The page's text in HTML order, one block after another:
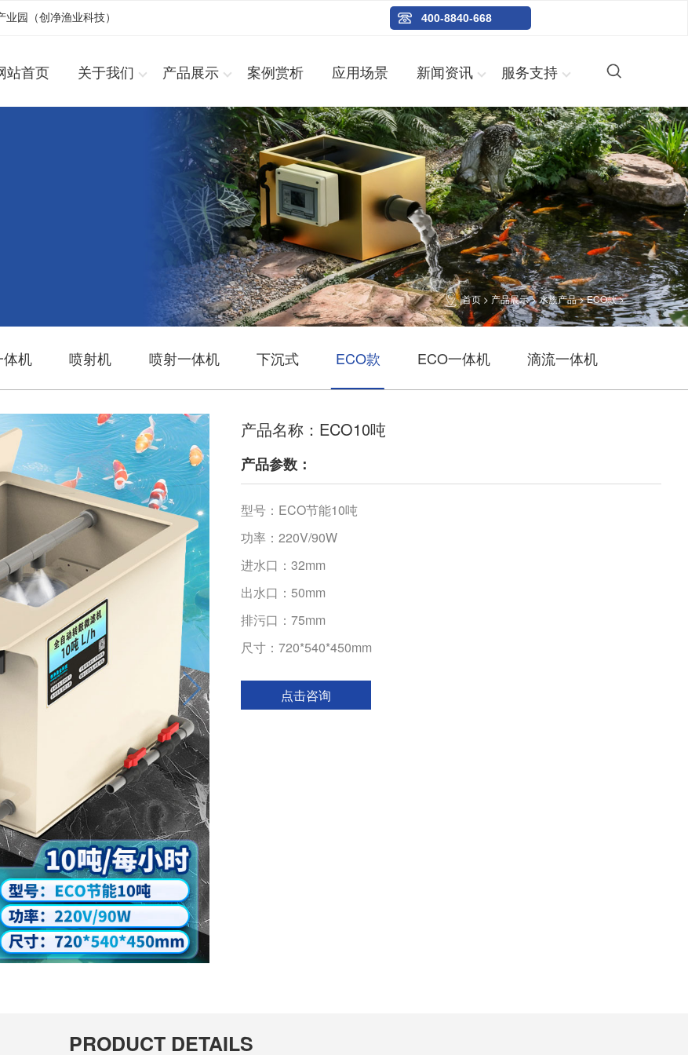
园（创净渔业科技） 400-8840-668
站首页 关于我们 产品展示 案例赏析 应用场景 新闻资讯 服务支持
首页 >产品展示>水族产品>ECO款>
体机 喷射机 喷射一体机 下沉式 ECO款 ECO一体机 滴流一体机
产品名称：ECO10吨
产品参数：
型号：ECO节能10吨
功率：220V/90W
进水口：32mm
出水口：50mm
排污口：75mm
尺寸：720*540*450mm
点击咨询
PRODUCT DETAILS